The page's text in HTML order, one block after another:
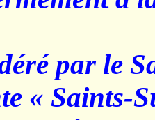
par le
« Saints-